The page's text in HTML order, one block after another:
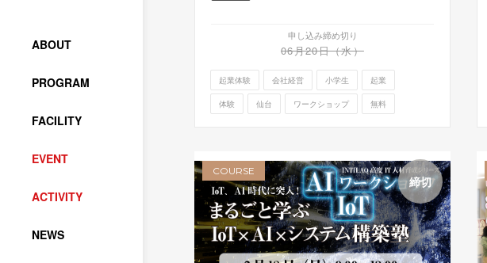
ABOUT
PROGRAM
FACILITY
EVENT
ACTIVITY
NEWS
申し込み締め切り
06月20日（水）
起業体験 会社経営 小学生 起業
体験 仙台 ワークショップ 無料
締切
COURSE